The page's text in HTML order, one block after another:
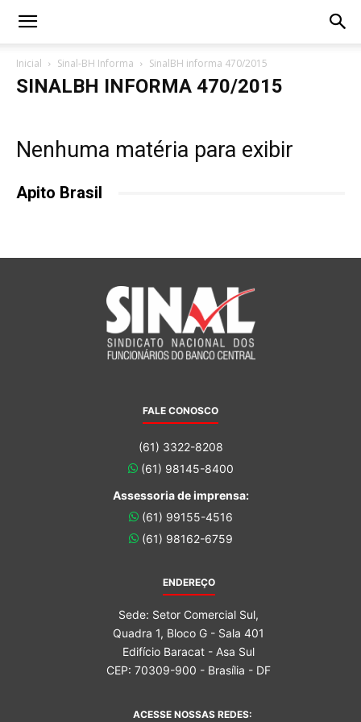
Inicial Sinal-BH Informa SinalBH informa 470/2015
SINALBH INFORMA 470/2015
Nenhuma matéria para exibir
Apito Brasil
FALE CONOSCO
(61) 3322-8208
(61) 98145-8400
Assessoria de imprensa:
(61) 99155-4516
(61) 98162-6759
ENDEREÇO
Sede: Setor Comercial Sul,
Quadra 1, Bloco G - Sala 401
Edifício Baracat - Asa Sul
CEP: 70309-900 - Brasília - DF
ACESSE NOSSAS REDES: